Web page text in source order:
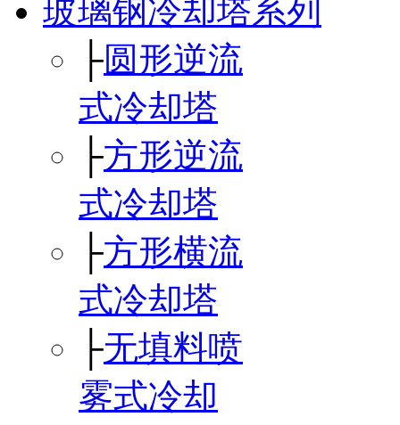
玻璃钢冷却塔系列
├圆形逆流
式冷却塔
├方形逆流
式冷却塔
├方形横流
式冷却塔
├无填料喷
雾式冷却